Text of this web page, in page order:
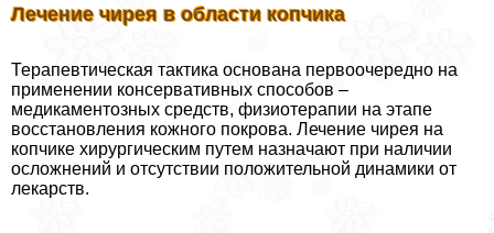
Лечение чирея в области копчика
Терапевтическая тактика основана первоочередно на
применении консервативных способов –
медикаментозных средств, физиотерапии на этапе
восстановления кожного покрова. Лечение чирея на
копчике хирургическим путем назначают при наличии
осложнений и отсутствии положительной динамики от
лекарств.